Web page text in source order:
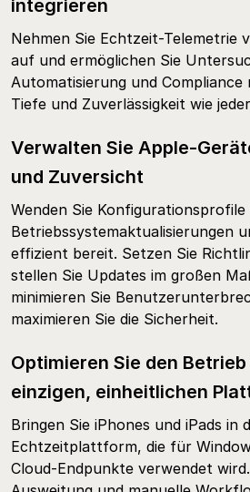
integrieren
Nehmen Sie Echtzeit-Telemetrie
auf und ermöglichen Sie
Automatisierung und Compliance
Tiefe und Zuverlässigkeit wie
Verwalten Sie Apple-
und Zuversicht
Wenden Sie Konfigurationsprofile
Betriebssystemaktualisierungen
effizient bereit. Setzen Sie
stellen Sie Updates im großen
minimieren Sie
maximieren Sie die Sicherheit.
Optimieren Sie den
einzigen, einheitlichen
Bringen Sie iPhones und iPads in
Echtzeitplattform, die für
Cloud-Endpunkte verwendet